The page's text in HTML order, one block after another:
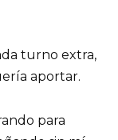
turno extra,
aportar.
para